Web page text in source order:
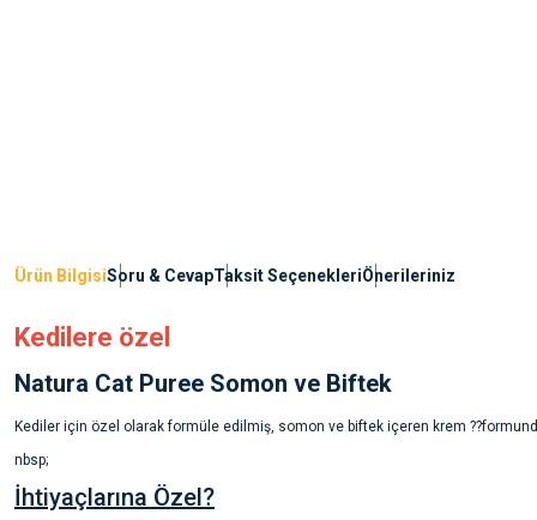
Ürün BilgisiSoru & CevapTaksit SeçenekleriÖnerileriniz
Kedilere özel
Natura Cat Puree Somon ve Biftek
Kediler için özel olarak formüle edilmiş, somon ve biftek içeren krem
nbsp;
İhtiyaçlarına Özel?